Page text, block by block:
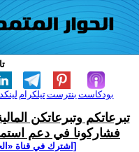
تيلكرامبنترست بودكاست
تبرعاتكم وتبرعاتكن
فشاركونا في دعم
[اشترك في قناة